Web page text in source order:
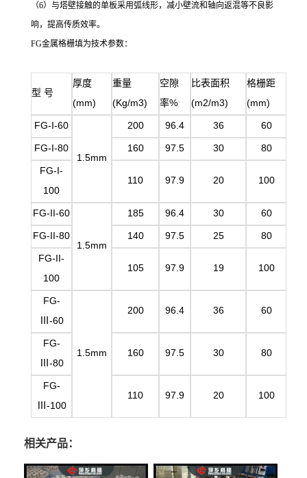
（6）与塔壁接触的单板采用弧线形，减小壁流和轴向返混等不良影
响，提高传质效率。
FG金属格栅填为技术参数：
型 号
厚度
(mm)
重量
(Kg/m3)
空隙
率%
比表面积
(m2/m3)
格栅距
(mm)
FG-I-60
1.5mm
200 96.4 36 60
FG-I-80 160 97.5 30 80
FG-I-
100
110 97.9 20 100
FG-II-60
1.5mm
185 96.4 30 60
FG-II-80 140 97.5 25 80
FG-II-
100
105 97.9 19 100
FG-
Ⅲ-60
1.5mm
200 96.4 36 60
FG-
Ⅲ-80
160 97.5 30 80
FG-
Ⅲ-100
110 97.9 20 100
相关产品：